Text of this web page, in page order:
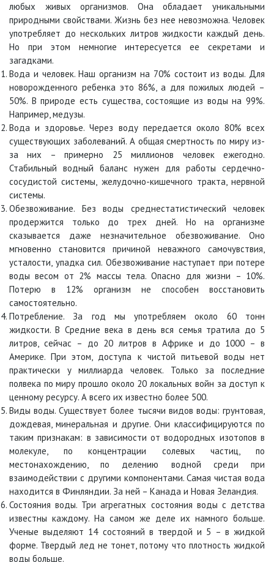
любых живых организмов. Она обладает уникальными
природными свойствами. Жизнь без нее невозможна. Человек
употребляет до нескольких литров жидкости каждый день.
Но при этом немногие интересуется ее секретами и
загадками.
Вода и человек. Наш организм на 70% состоит из воды. Для
новорожденного ребенка это 86%, а для пожилых людей –
50%. В природе есть существа, состоящие из воды на 99%.
Например, медузы.
Вода и здоровье. Через воду передается около 80% всех
существующих заболеваний. А общая смертность по миру из-
за них – примерно 25 миллионов человек ежегодно.
Стабильный водный баланс нужен для работы сердечно-
сосудистой системы, желудочно-кишечного тракта, нервной
системы.
Обезвоживание. Без воды среднестатистический человек
продержится только до трех дней. Но на организме
сказывается даже незначительное обезвоживание. Оно
мгновенно становится причиной неважного самочувствия,
усталости, упадка сил. Обезвоживание наступает при потере
воды весом от 2% массы тела. Опасно для жизни – 10%.
Потерю в 12% организм не способен восстановить
самостоятельно.
Потребление. За год мы употребляем около 60 тонн
жидкости. В Средние века в день вся семья тратила до 5
литров, сейчас – до 20 литров в Африке и до 1000 – в
Америке. При этом, доступа к чистой питьевой воды нет
практически у миллиарда человек. Только за последние
полвека по миру прошло около 20 локальных войн за доступ к
ценному ресурсу. А всего их известно более 500.
Виды воды. Существует более тысячи видов воды: грунтовая,
дождевая, минеральная и другие. Они классифицируются по
таким признакам: в зависимости от водородных изотопов в
молекуле, по концентрации солевых частиц, по
местонахождению, по делению водной среди при
взаимодействии с другими компонентами. Самая чистая вода
находится в Финляндии. За ней – Канада и Новая Зеландия.
Состояния воды. Три агрегатных состояния воды с детства
известны каждому. На самом же деле их намного больше.
Ученые выделяют 14 состояний в твердой и 5 – в жидкой
форме. Твердый лед не тонет, потому что плотность жидкой
воды больше.